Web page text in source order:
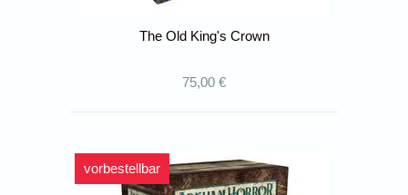
The Old King's Crown
75,00 €
vorbestellbar